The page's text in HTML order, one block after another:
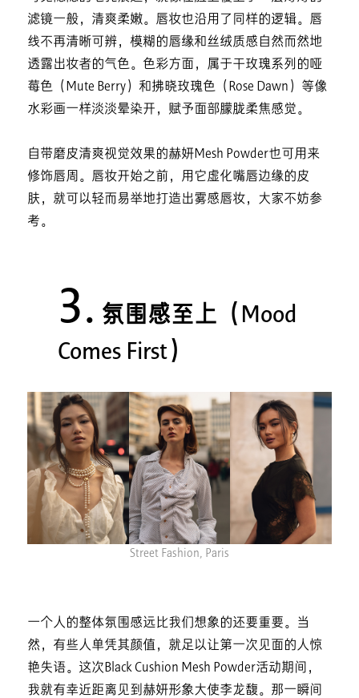
滤镜一般，清爽柔嫩。唇妆也沿用了同样的逻辑。唇
线不再清晰可辨，模糊的唇缘和丝绒质感自然而然地
透露出妆者的气色。色彩方面，属于干玫瑰系列的哑
莓色（Mute Berry）和拂晓玫瑰色（Rose Dawn）等像
水彩画一样淡淡晕染开，赋予面部朦胧柔焦感觉。
自带磨皮清爽视觉效果的赫妍Mesh Powder也可用来
修饰唇周。唇妆开始之前，用它虚化嘴唇边缘的皮
肤，就可以轻而易举地打造出雾感唇妆，大家不妨参
考。
3. 氛围感至上（Mood
Comes First）
Street Fashion, Paris
一个人的整体氛围感远比我们想象的还要重要。当
然，有些人单凭其颜值，就足以让第一次见面的人惊
艳失语。这次Black Cushion Mesh Powder活动期间，
我就有幸近距离见到赫妍形象大使李龙馥。那一瞬间